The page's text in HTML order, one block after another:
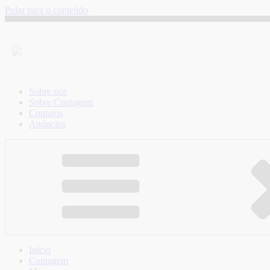
Pular para o conteúdo
Sobre nós
Sobre Contagem
Contatos
Anúncios
Início
Contagem